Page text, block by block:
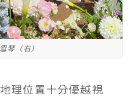
琴（右）
理位置十分優越視